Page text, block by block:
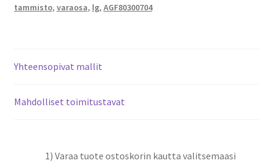
tammisto, varaosa, lg, AGF80300704
Yhteensopivat mallit
Mahdolliset toimitustavat
1) Varaa tuote ostoskorin kautta valitsemaasi